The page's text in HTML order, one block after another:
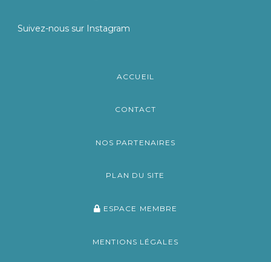
Suivez-nous sur Instagram
ACCUEIL
CONTACT
NOS PARTENAIRES
PLAN DU SITE
ESPACE MEMBRE
MENTIONS LÉGALES